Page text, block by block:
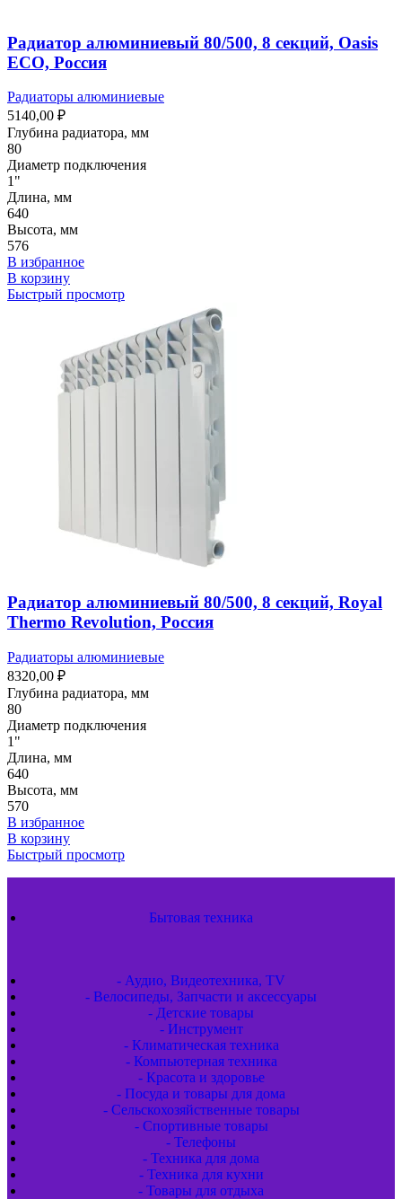
Радиатор алюминиевый 80/500, 8 секций, Oasis
ECO, Россия
Радиаторы алюминиевые
5140,00 ₽
Глубина радиатора, мм
80
Диаметр подключения
1"
Длина, мм
640
Высота, мм
576
В избранное
В корзину
Быстрый просмотр
Радиатор алюминиевый 80/500, 8 секций, Royal
Thermo Revolution, Россия
Радиаторы алюминиевые
8320,00 ₽
Глубина радиатора, мм
80
Диаметр подключения
1"
Длина, мм
640
Высота, мм
570
В избранное
В корзину
Быстрый просмотр
Бытовая техника
- Аудио, Видеотехника, TV
- Велосипеды, Запчасти и аксессуары
- Детские товары
- Инструмент
- Климатическая техника
- Компьютерная техника
- Красота и здоровье
- Посуда и товары для дома
- Сельскохозяйственные товары
- Спортивные товары
- Телефоны
- Техника для дома
- Техника для кухни
- Товары для отдыха